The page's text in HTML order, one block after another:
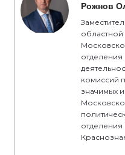
Рожнов
областной
комиссий
значимых
отделения